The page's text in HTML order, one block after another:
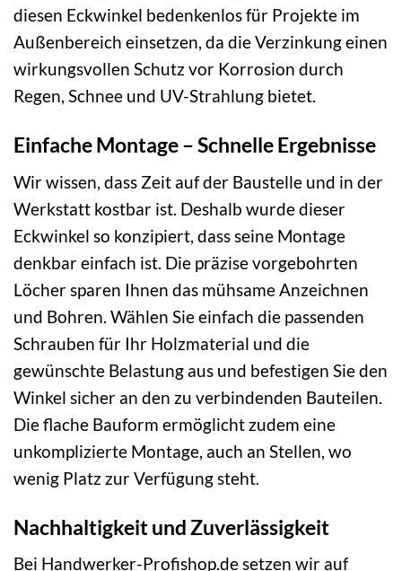
diesen Eckwinkel bedenkenlos für Projekte im
Außenbereich einsetzen, da die Verzinkung einen
wirkungsvollen Schutz vor Korrosion durch
Regen, Schnee und UV-Strahlung bietet.
Einfache Montage – Schnelle Ergebnisse
Wir wissen, dass Zeit auf der Baustelle und in der
Werkstatt kostbar ist. Deshalb wurde dieser
Eckwinkel so konzipiert, dass seine Montage
denkbar einfach ist. Die präzise vorgebohrten
Löcher sparen Ihnen das mühsame Anzeichnen
und Bohren. Wählen Sie einfach die passenden
Schrauben für Ihr Holzmaterial und die
gewünschte Belastung aus und befestigen Sie den
Winkel sicher an den zu verbindenden Bauteilen.
Die flache Bauform ermöglicht zudem eine
unkomplizierte Montage, auch an Stellen, wo
wenig Platz zur Verfügung steht.
Nachhaltigkeit und Zuverlässigkeit
Bei Handwerker-Profishop.de setzen wir auf